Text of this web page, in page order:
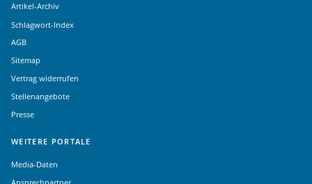
Artikel-Archiv
Schlagwort-Index
AGB
Sitemap
Vertrag widerrufen
Stellenangebote
Presse
WEITERE PORTALE
Media-Daten